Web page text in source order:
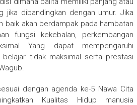
jika dibandingkan dengan umur. Jika
baik akan berdampak pada hambatan
fungsi kekebalan, perkembangan
Yang dapat mempengaruhi
belajar tidak maksimal serta prestasi
dengan agenda ke-5 Nawa Cita
Kualitas Hidup manusia